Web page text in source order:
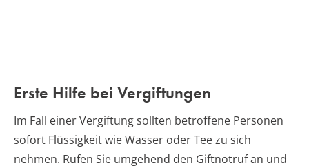
Erste Hilfe bei Vergiftungen
Im Fall einer Vergiftung sollten betroffene Personen
sofort Flüssigkeit wie Wasser oder Tee zu sich
nehmen. Rufen Sie umgehend den Giftnotruf an und